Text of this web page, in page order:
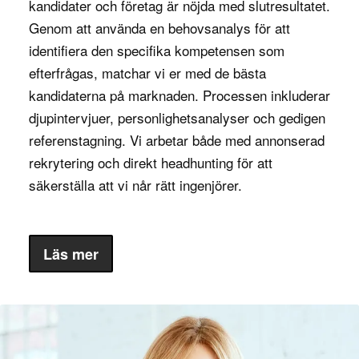
förebygga dataintrång och säkerhetsincidenter.
Rollen är också viktig för att säkerställa att
företagets åtkomstpolicyer följer lagar och regler
för datasäkerhet, såsom GDPR och andra
dataskyddsförordningar. Genom att implementera
och övervaka IAM-lösningar kan en expert
minska risken för obehörig åtkomst och därmed
hjälpa företaget att undvika både juridiska och
IAM-experten spelar en viktig roll i att skapa och
upprätthålla ett effektivt och säkert arbetsflöde,
resurser de behöver för att utföra sina uppgifter
utan förseningar eller säkerhetsrisker. Genom att
säkerställa att rätt personer har tillgång till rätt
kandidater och företag är nöjda med slutresultatet.
Genom att använda en behovsanalys för att
identifiera den specifika kompetensen som
efterfrågas, matchar vi er med de bästa
kandidaterna på marknaden. Processen inkluderar
djupintervjuer, personlighetsanalyser och gedigen
referenstagning. Vi arbetar både med annonserad
rekrytering och direkt headhunting för att
säkerställa att vi når rätt ingenjörer.
Läs mer